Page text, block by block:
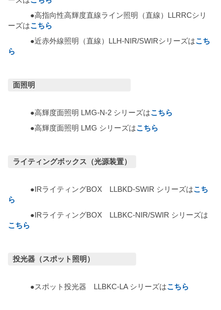
●高指向性高輝度直線ライン照明（直線）LLRRCシリ
ーズはこちら
●近赤外線照明（直線）LLH-NIR/SWIRシリーズはこち
ら
面照明
●高輝度面照明 LMG-N-2 シリーズはこちら
●高輝度面照明 LMG シリーズはこちら
ライティングボックス（光源装置）
●IRライティングBOX LLBKD-SWIR シリーズはこち
ら
●IRライティングBOX LLBKC-NIR/SWIR シリーズは
こちら
投光器（スポット照明）
●スポット投光器 LLBKC-LA シリーズはこちら